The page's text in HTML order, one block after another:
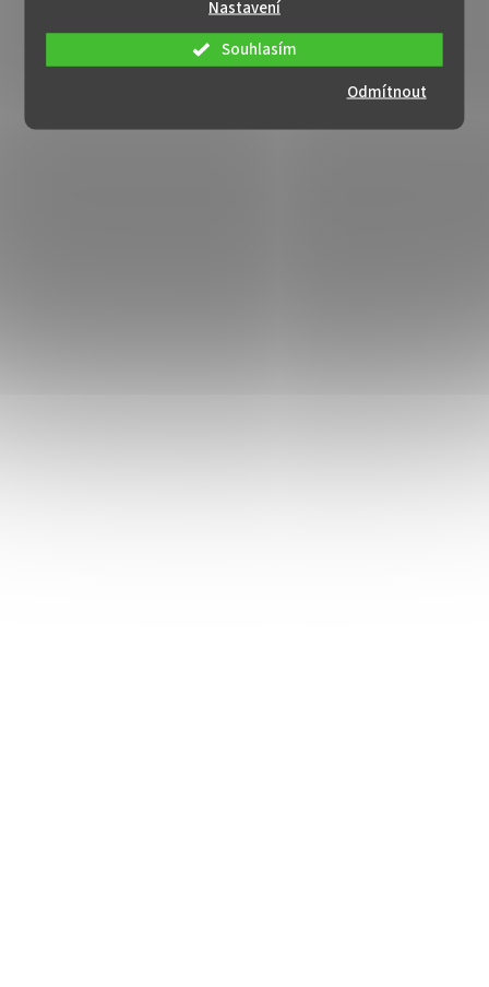
Nastavení
Odmítnout
Souhlasím